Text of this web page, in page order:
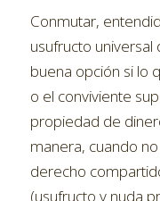
Conmutar,
usufructo
buena opción si lo
o el conviviente
propiedad de
manera, cuando
derecho
(usufructo y nuda